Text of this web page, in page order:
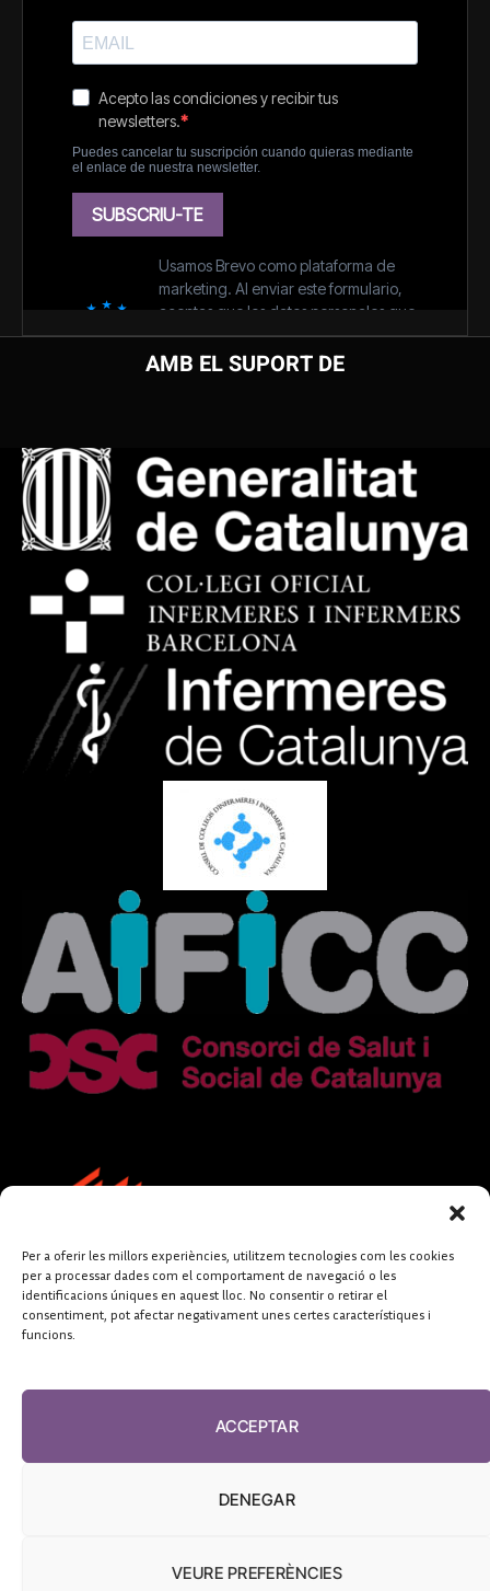
Per a oferir les millors experiències, utilitzem tecnologies com les cookies
per a processar dades com el comportament de navegació o les
identificacions úniques en aquest lloc. No consentir o retirar el
consentiment, pot afectar negativament unes certes característiques i
funcions.
ACCEPTAR
DENEGAR
VEURE PREFERÈNCIES
AMB EL SUPORT DE
FUNDACIÓ